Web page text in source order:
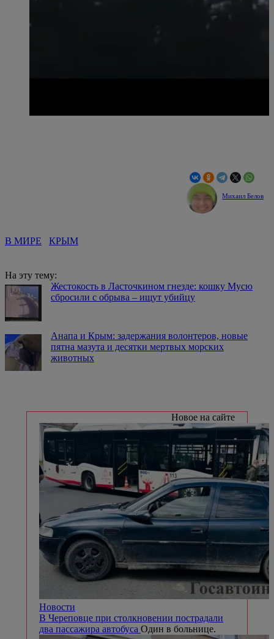
Михаил Белов
В МИРЕ КРЫМ
На эту тему:
Жестокость в Ласточкином гнезде: кошку Мусю
сбросили с обрыва – ищут убийцу
Анапа и Крым: задержания волонтеров, новые
пятна мазута и десятки мертвых морских
животных
Новое на сайте
Новости
В Череповце при столкновении пострадали
два пассажира автобуса Один в больнице.